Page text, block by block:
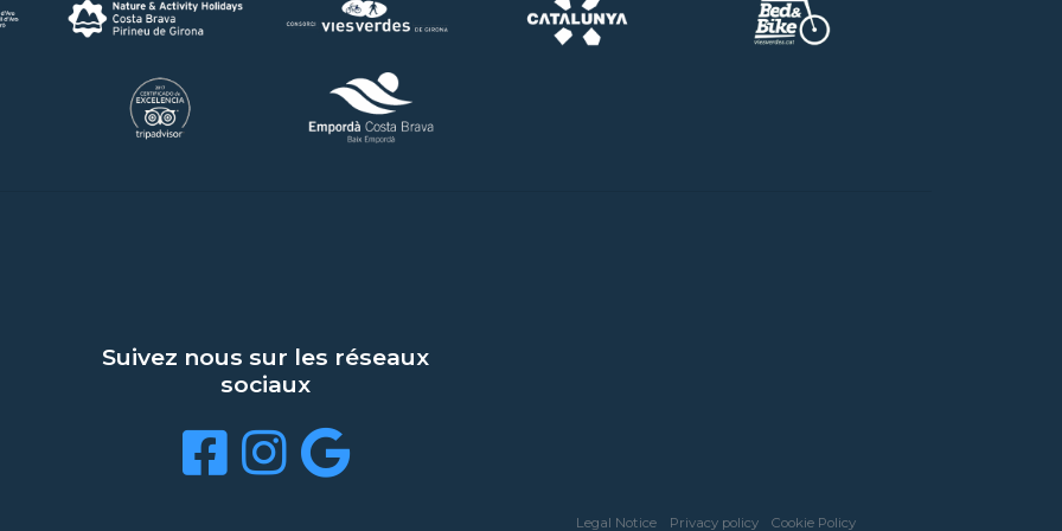
Suivez nous sur les réseaux
sociaux
Legal Notice Privacy policy Cookie Policy